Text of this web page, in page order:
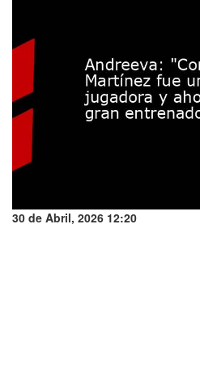
30 de Abril, 2026 12:20